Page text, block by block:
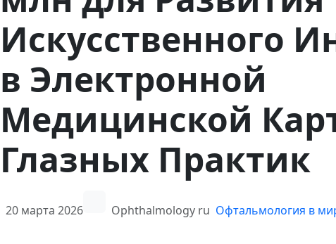
Искусственного
в Электронной
Медицинской
Глазных Практик
20 марта 2026 Ophthalmology ru Офтальмология в